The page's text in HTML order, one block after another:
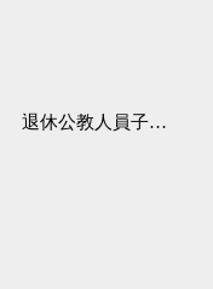
退休公教人員子女教育補助規定